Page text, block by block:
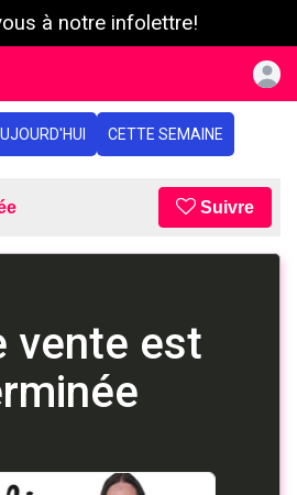
à notre infolettre!
CETTE SEMAINE
Suivre
vente est